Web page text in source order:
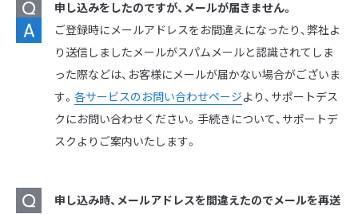
申し込みをしたのですが、メールが届きません。
ご登録時にメールアドレスをお間違えになったり、弊社よ
り送信しましたメールがスパムメールと認識されてしま
った際などは、お客様にメールが届かない場合がございま
す。 各サービスのお問い合わせページより、サポートデス
クにお問い合わせください。手続きについて、サポートデ
スクよりご案内いたします。
申し込み時、メールアドレスを間違えたのでメールを再送